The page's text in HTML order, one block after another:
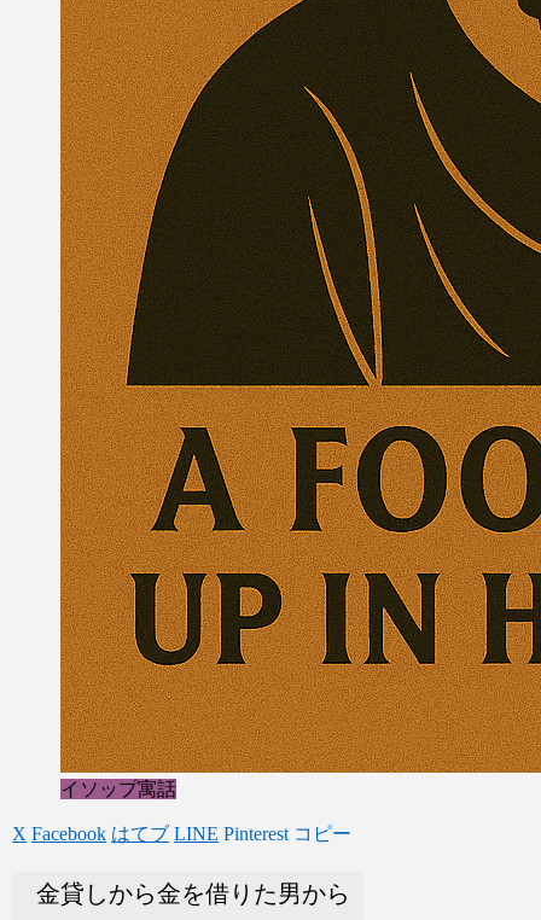
イソップ寓話
X Facebook はてブ LINE Pinterest コピー
金貸しから金を借りた男から